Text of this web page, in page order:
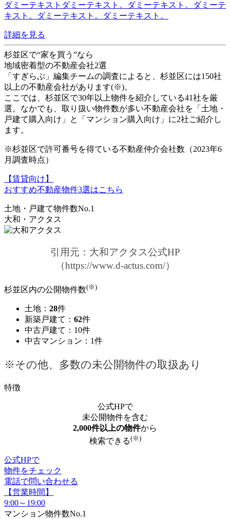
ダミーテキストダミーテキスト。ダミーテキスト。ダミーテ
キスト。ダミーテキスト。ダミーテキスト。
詳細を見る
杉並区で“家を買う”なら
地域密着型の不動産会社2選
「すぎらぶ」編集チームの調査によると、 杉並区には150社
以上の不動産会社があります(※)。
ここでは、杉並区で30年以上物件を紹介している41社を厳
選。なかでも、取り扱い物件数が多い不動産会社を「土地・
戸建て購入向け」と「マンション購入向け」に2社ご紹介し
ます。
※杉並区で許可番号を得ている不動産仲介会社数（2023年6
月調査時点）
【賃貸向け】
おすすめ不動産物件3選はこちら
土地・戸建て物件数No.1
大和・アクタス
引用元：大和アクタス公式HP
（https://www.d-actus.com/）
杉並区内の公開物件数(※)
土地： 28件
新築戸建て： 62件
中古戸建て：10件
中古マンション：1件
※その他、多数の未公開物件の取扱あり
特徴
公式HPで
未公開物件を含む
2,000件以上の物件から
検索できる(※)
公式HPで
物件をチェック
電話で問い合わせる
【営業時間】
9:00～19:00
マンション物件数No.1